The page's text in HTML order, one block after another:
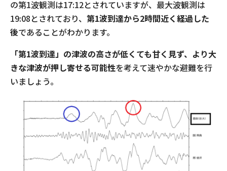
の第1波観測は17:12とされていますが、最大波観測は
19:08とされており、 第1波到達から2時間近く経過した
後であることがわかります。
「第1波到達」の津波の高さが低くても甘く見ず、より大
きな津波が押し寄せる可能性を考えて速やかな避難を行
いましょう。